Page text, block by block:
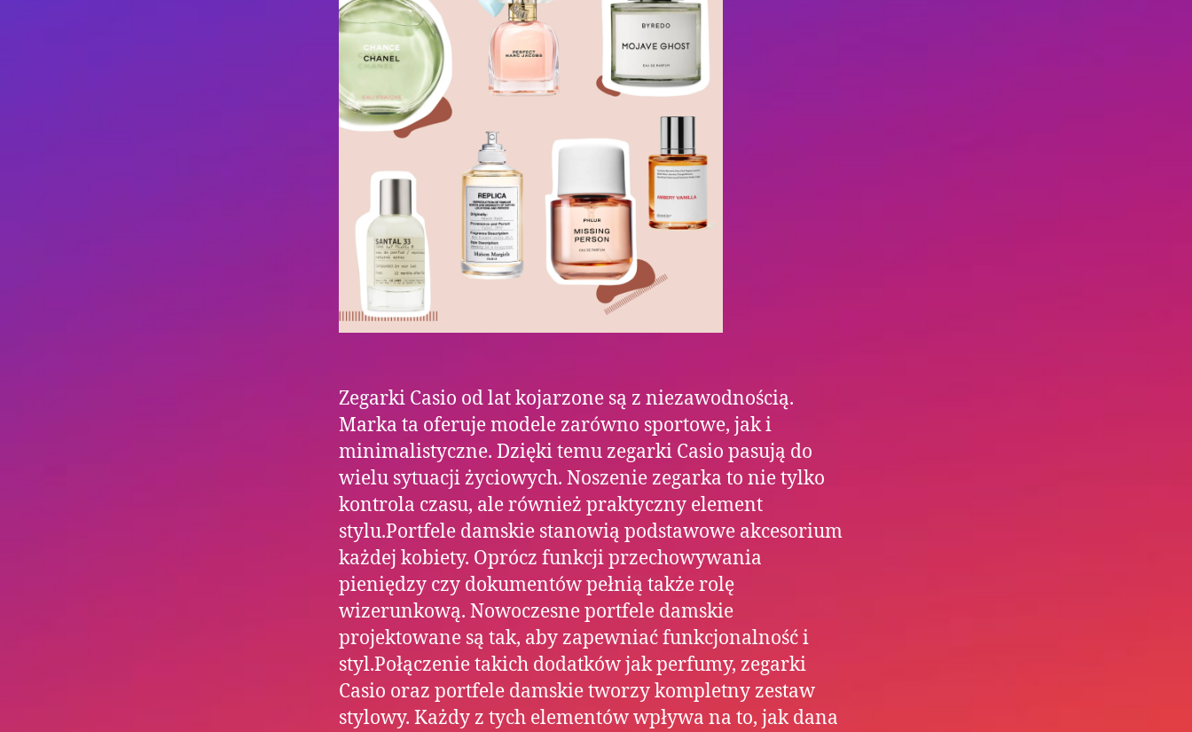
Zegarki Casio od lat kojarzone są z niezawodnością.
Marka ta oferuje modele zarówno sportowe, jak i
minimalistyczne. Dzięki temu zegarki Casio pasują do
wielu sytuacji życiowych. Noszenie zegarka to nie tylko
kontrola czasu, ale również praktyczny element
stylu.Portfele damskie stanowią podstawowe akcesorium
każdej kobiety. Oprócz funkcji przechowywania
pieniędzy czy dokumentów pełnią także rolę
wizerunkową. Nowoczesne portfele damskie
projektowane są tak, aby zapewniać funkcjonalność i
styl.Połączenie takich dodatków jak perfumy, zegarki
Casio oraz portfele damskie tworzy kompletny zestaw
stylowy. Każdy z tych elementów wpływa na to, jak dana